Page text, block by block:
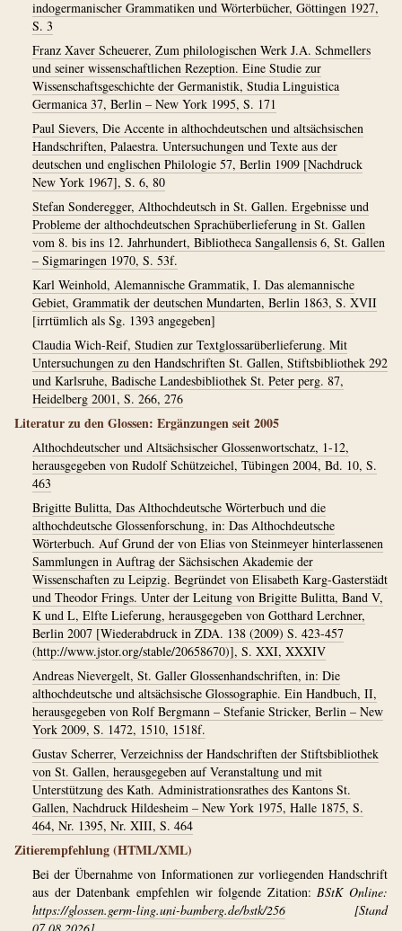
indogermanischer Grammatiken und Wörterbücher, Göttingen 1927,
S. 3
Franz Xaver Scheuerer, Zum philologischen Werk J.A. Schmellers
und seiner wissenschaftlichen Rezeption. Eine Studie zur
Wissenschaftsgeschichte der Germanistik, Studia Linguistica
Germanica 37, Berlin – New York 1995, S. 171
Paul Sievers, Die Accente in althochdeutschen und altsächsischen
Handschriften, Palaestra. Untersuchungen und Texte aus der
deutschen und englischen Philologie 57, Berlin 1909 [Nachdruck
New York 1967], S. 6, 80
Stefan Sonderegger, Althochdeutsch in St. Gallen. Ergebnisse und
Probleme der althochdeutschen Sprachüberlieferung in St. Gallen
vom 8. bis ins 12. Jahrhundert, Bibliotheca Sangallensis 6, St. Gallen
– Sigmaringen 1970, S. 53f.
Karl Weinhold, Alemannische Grammatik, I. Das alemannische
Gebiet, Grammatik der deutschen Mundarten, Berlin 1863, S. XVII
[irrtümlich als Sg. 1393 angegeben]
Claudia Wich-Reif, Studien zur Textglossarüberlieferung. Mit
Untersuchungen zu den Handschriften St. Gallen, Stiftsbibliothek 292
und Karlsruhe, Badische Landesbibliothek St. Peter perg. 87,
Heidelberg 2001, S. 266, 276
Literatur zu den Glossen: Ergänzungen seit 2005
Althochdeutscher und Altsächsischer Glossenwortschatz, 1-12,
herausgegeben von Rudolf Schützeichel, Tübingen 2004, Bd. 10, S.
463
Brigitte Bulitta, Das Althochdeutsche Wörterbuch und die
althochdeutsche Glossenforschung, in: Das Althochdeutsche
Wörterbuch. Auf Grund der von Elias von Steinmeyer hinterlassenen
Sammlungen in Auftrag der Sächsischen Akademie der
Wissenschaften zu Leipzig. Begründet von Elisabeth Karg-Gasterstädt
und Theodor Frings. Unter der Leitung von Brigitte Bulitta, Band V,
K und L, Elfte Lieferung, herausgegeben von Gotthard Lerchner,
Berlin 2007 [Wiederabdruck in ZDA. 138 (2009) S. 423-457
(http://www.jstor.org/stable/20658670)], S. XXI, XXXIV
Andreas Nievergelt, St. Galler Glossenhandschriften, in: Die
althochdeutsche und altsächsische Glossographie. Ein Handbuch, II,
herausgegeben von Rolf Bergmann – Stefanie Stricker, Berlin – New
York 2009, S. 1472, 1510, 1518f.
Gustav Scherrer, Verzeichniss der Handschriften der Stiftsbibliothek
von St. Gallen, herausgegeben auf Veranstaltung und mit
Unterstützung des Kath. Administrationsrathes des Kantons St.
Gallen, Nachdruck Hildesheim – New York 1975, Halle 1875, S.
464, Nr. 1395, Nr. XIII, S. 464
Zitierempfehlung (HTML/XML)
Bei der Übernahme von Informationen zur vorliegenden Handschrift
aus der Datenbank empfehlen wir folgende Zitation:BStK Online:
https://glossen.germ-ling.uni-bamberg.de/bstk/256 [Stand